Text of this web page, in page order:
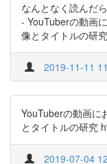
なんとなく読んだ
- YouTuberの動画
像とタイトルの研
2019-11-11
YouTuberの動画に
とタイトルの研究
2019-07-04